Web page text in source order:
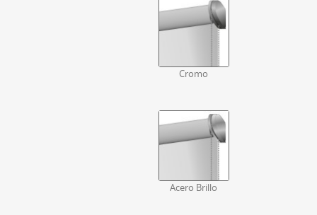
Cromo
Acero Brillo